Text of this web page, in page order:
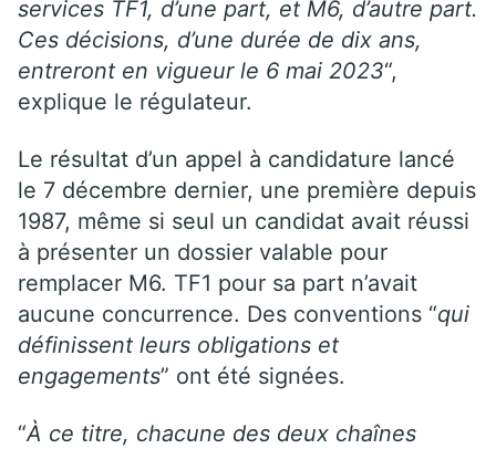
services TF1, d’une part, et M6, d’autre part.
Ces décisions, d’une durée de dix ans,
entreront en vigueur le 6 mai 2023“,
explique le régulateur.
Le résultat d’un appel à candidature lancé
le 7 décembre dernier, une première depuis
1987, même si seul un candidat avait réussi
à présenter un dossier valable pour
remplacer M6. TF1 pour sa part n’avait
aucune concurrence. Des conventions “qui
définissent leurs obligations et
engagements” ont été signées.
“À ce titre, chacune des deux chaînes